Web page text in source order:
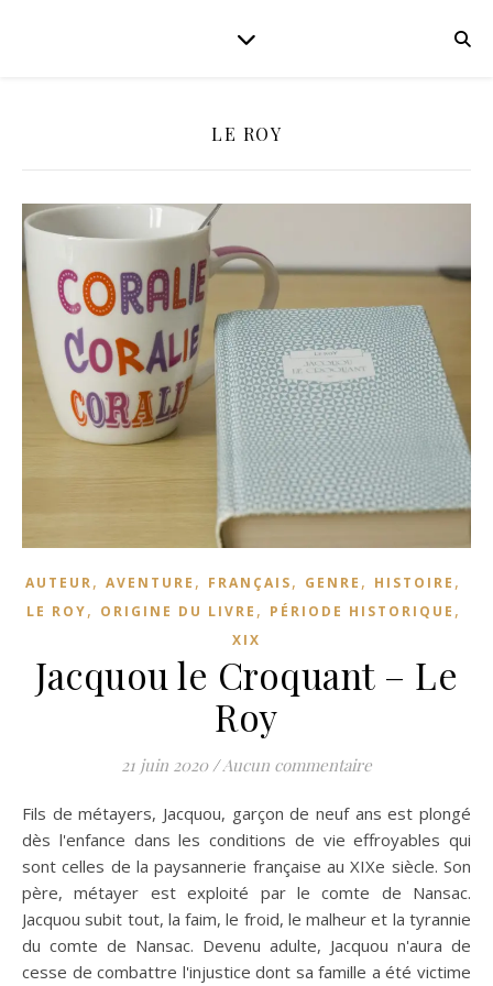
LE ROY
AUTEUR, AVENTURE , FRANÇAIS, GENRE , HISTOIRE ,
LE ROY, ORIGINE DU LIVRE , PÉRIODE HISTORIQUE ,
XIX
Jacquou le Croquant – Le
Roy
21 juin 2020 /Aucun commentaire
Fils de métayers, Jacquou, garçon de neuf ans est plongé
dès l'enfance dans les conditions de vie effroyables qui
sont celles de la paysannerie française au XIXe siècle. Son
père, métayer est exploité par le comte de Nansac.
Jacquou subit tout, la faim, le froid, le malheur et la tyrannie
du comte de Nansac. Devenu adulte, Jacquou n'aura de
cesse de combattre l'injustice dont sa famille a été victime